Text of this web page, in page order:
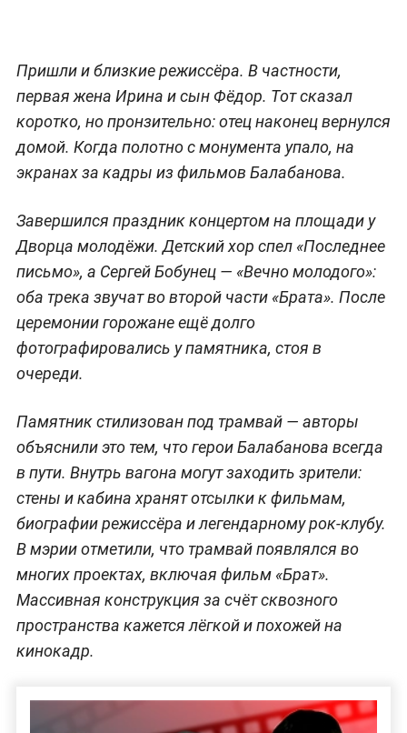
Пришли и близкие режиссёра. В частности,
первая жена Ирина и сын Фёдор. Тот сказал
коротко, но пронзительно: отец наконец вернулся
домой. Когда полотно с монумента упало, на
экранах за кадры из фильмов Балабанова.
Завершился праздник концертом на площади у
Дворца молодёжи. Детский хор спел «Последнее
письмо», а Сергей Бобунец — «Вечно молодого»:
оба трека звучат во второй части «Брата». После
церемонии горожане ещё долго
фотографировались у памятника, стоя в
очереди.
Памятник стилизован под трамвай — авторы
объяснили это тем, что герои Балабанова всегда
в пути. Внутрь вагона могут заходить зрители:
стены и кабина хранят отсылки к фильмам,
биографии режиссёра и легендарному рок-клубу.
В мэрии отметили, что трамвай появлялся во
многих проектах, включая фильм «Брат».
Массивная конструкция за счёт сквозного
пространства кажется лёгкой и похожей на
кинокадр.